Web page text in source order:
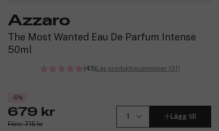
Azzaro
The Most Wanted Eau De Parfum Intense
50ml
(43) Läs produktrecensioner (31)
-5%
679 kr
Före: 715 kr
Lägg till